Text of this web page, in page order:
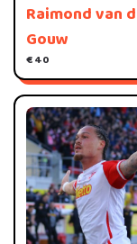
Raimond van
Gouw
€ 40